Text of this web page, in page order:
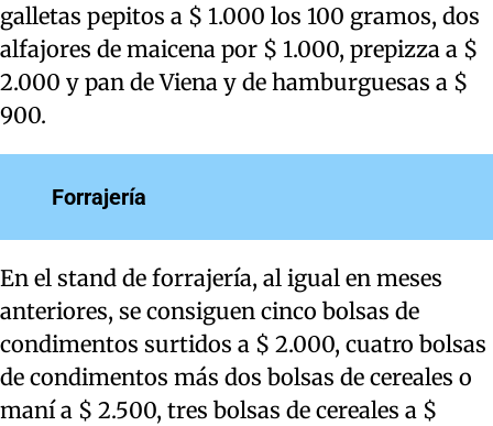
galletas pepitos a $ 1.000 los 100 gramos, dos
alfajores de maicena por $ 1.000, prepizza a $
2.000 y pan de Viena y de hamburguesas a $
900.
Forrajería
En el stand de forrajería, al igual en meses
anteriores, se consiguen cinco bolsas de
condimentos surtidos a $ 2.000, cuatro bolsas
de condimentos más dos bolsas de cereales o
maní a $ 2.500, tres bolsas de cereales a $